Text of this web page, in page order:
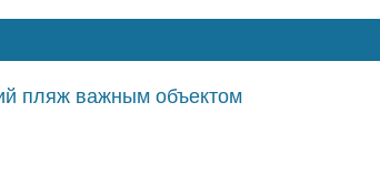
пляж важным объектом